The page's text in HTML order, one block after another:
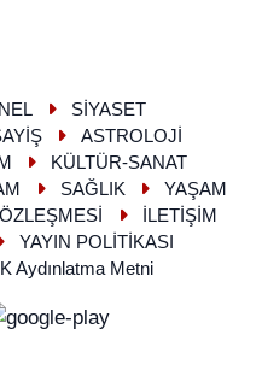
SİYASET
ASTROLOJİ
KÜLTÜR-SANAT
SAĞLIK
YAŞAM
İLETİŞİM
YAYIN POLİTİKASI
Aydınlatma Metni